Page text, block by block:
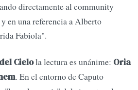
directamente al community
en una referencia a Alberto
Fabiola".
Cielola lectura es unánime: Oria
. En el entorno de Caputo